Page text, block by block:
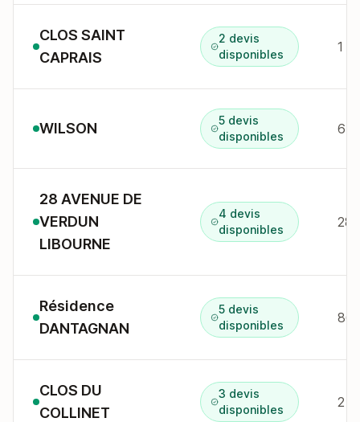
CLOS SAINT
CAPRAIS
2 devis
disponibles
WILSON
5 devis
disponibles
6 r
28 AVENUE DE
VERDUN
LIBOURNE
4 devis
disponibles
28
Résidence
DANTAGNAN
5 devis
disponibles
CLOS DU
COLLINET
3 devis
disponibles
2